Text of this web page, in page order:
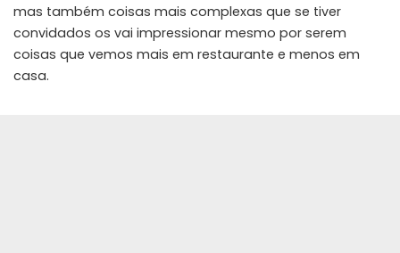
mas também coisas mais complexas que se tiver
convidados os vai impressionar mesmo por serem
coisas que vemos mais em restaurante e menos em
casa.